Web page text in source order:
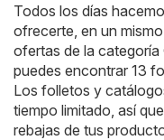
Todos los días
ofrecerte, en un
ofertas de la categoría
puedes encontrar 13
Los folletos y
tiempo limitado, así
rebajas de tus